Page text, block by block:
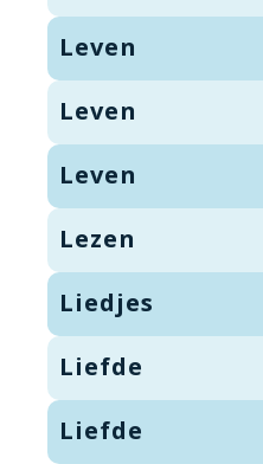
Leven
Leven
Leven
Lezen
Liedjes
Liefde
Liefde